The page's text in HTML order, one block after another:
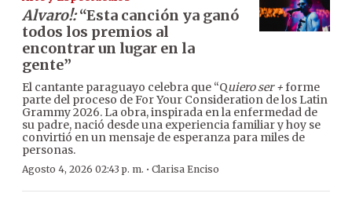
Alvaro!:“Esta canción ya ganó
todos los premios al
encontrar un lugar en la
gente”
El cantante paraguayo celebra que “Quiero ser +forme
parte del proceso de For Your Consideration de los Latin
Grammy 2026. La obra, inspirada en la enfermedad de
su padre, nació desde una experiencia familiar y hoy se
convirtió en un mensaje de esperanza para miles de
personas.
Agosto 4, 2026 02:43 p. m. · Clarisa Enciso